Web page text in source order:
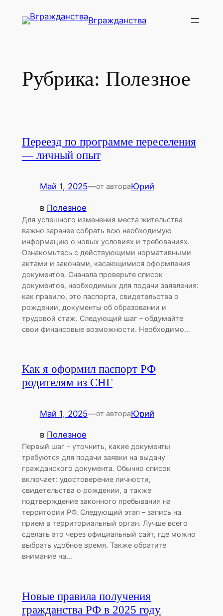
Вгражданства
Рубрика: Полезное
Переезд по программе переселения
— личный опыт
Май 1, 2025—от автораЮрий
в Полезное
Для успешного изменения места жительства
важно заранее собрать всю необходимую
информацию о новых условиях и требованиях.
Ознакомьтесь с действующими нормативными
актами и законами, касающимися оформления
документов. Сначала проверьте список
документов, необходимых для подачи заявления:
как правило, это паспорта, свидетельства о
рождении, документы об образовании и
трудовой стаж. Следующий шаг – обдумайте
свои финансовые возможности. Необходимо…
Как я оформил паспорт РФ
родителям из СНГ
Май 1, 2025—от автораЮрий
в Полезное
Первый шаг – уточнить, какие документы
требуются для подачи заявки на выдачу
гражданского документа. Обычно список
включает: удостоверение личности,
свидетельства о рождении, а также
подтверждение законного пребывания на
территории РФ. Следующий этап – запись на
прием в территориальный орган. Лучше всего
сделать это через официальный сайт, где можно
выбрать удобное время. Также обратите
внимание на…
Новые правила получения
гражданства РФ в 2025 году